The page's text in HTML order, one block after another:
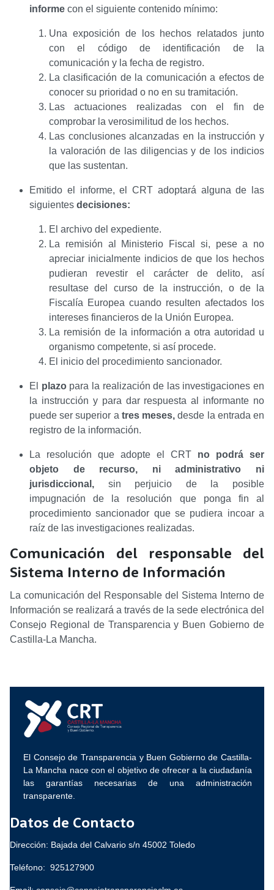
informe con el siguiente contenido mínimo:
Una exposición de los hechos relatados junto
con el código de identificación de la
comunicación y la fecha de registro.
La clasificación de la comunicación a efectos de
conocer su prioridad o no en su tramitación.
Las actuaciones realizadas con el fin de
comprobar la verosimilitud de los hechos.
Las conclusiones alcanzadas en la instrucción y
la valoración de las diligencias y de los indicios
que las sustentan.
Emitido el informe, el CRT adoptará alguna de las
siguientes decisiones:
El archivo del expediente.
La remisión al Ministerio Fiscal si, pese a no
apreciar inicialmente indicios de que los hechos
pudieran revestir el carácter de delito, así
resultase del curso de la instrucción, o de la
Fiscalía Europea cuando resulten afectados los
intereses financieros de la Unión Europea.
La remisión de la información a otra autoridad u
organismo competente, si así procede.
El inicio del procedimiento sancionador.
El plazopara la realización de las investigaciones en
la instrucción y para dar respuesta al informante no
puede ser superior a tres meses,desde la entrada en
registro de la información.
La resolución que adopte el CRT no podrá ser
objeto de recurso, ni administrativo ni
jurisdiccional, sin perjuicio de la posible
impugnación de la resolución que ponga fin al
procedimiento sancionador que se pudiera incoar a
raíz de las investigaciones realizadas.
Comunicación del responsable del
Sistema Interno de Información
La comunicación del Responsable del Sistema Interno de
Información se realizará a través de la sede electrónica del
Consejo Regional de Transparencia y Buen Gobierno de
Castilla-La Mancha.
El Consejo de Transparencia y Buen Gobierno de Castilla-
La Mancha nace con el objetivo de ofrecer a la ciudadanía
las garantías necesarias de una administración
transparente.
Datos de Contacto
Dirección: Bajada del Calvario s/n 45002 Toledo
Teléfono: 925127900